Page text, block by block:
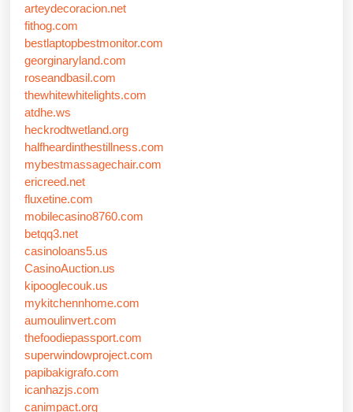
arteydecoracion.net
fithog.com
bestlaptopbestmonitor.com
georginaryland.com
roseandbasil.com
thewhitewhitelights.com
atdhe.ws
heckrodtwetland.org
halfheardinthestillness.com
mybestmassagechair.com
ericreed.net
fluxetine.com
mobilecasino8760.com
betqq3.net
casinoloans5.us
CasinoAuction.us
kipooglecouk.us
mykitchennhome.com
aumoulinvert.com
thefoodiepassport.com
superwindowproject.com
papibakigrafo.com
icanhazjs.com
canimpact.org